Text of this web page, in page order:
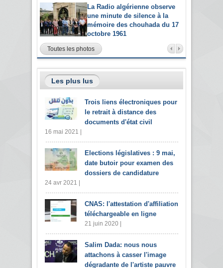
La Radio algérienne observe
une minute de silence à la
mémoire des chouhada du 17
octobre 1961
Toutes les photos
Les plus lus
Trois liens électroniques pour
le retrait à distance des
documents d'état civil
16 mai 2021 |
Elections législatives : 9 mai,
date butoir pour examen des
dossiers de candidature
24 avr 2021 |
CNAS: l'attestation d'affiliation
téléchargeable en ligne
21 juin 2020 |
Salim Dada: nous nous
attachons à casser l'image
dégradante de l'artiste pauvre